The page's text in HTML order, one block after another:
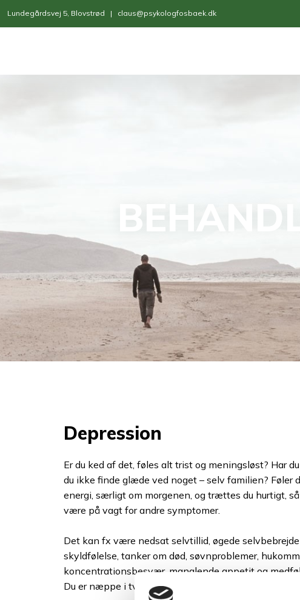
​Lundegårdsvej 5, Blovstrød | claus@psykologfosbaek.dk
Depression
Er du ked af det, føles alt trist og meningsløst? Har
du ikke finde glæde ved noget – selv familien? Føler
energi, særligt om morgenen, og trættes du hurtigt,
være på vagt for andre symptomer.
Det kan fx være nedsat selvtillid, øgede
skyldfølelse, tanker om død, søvnproblemer,
koncentrationsbesvær, manglende appetit og
Du er næppe i tvivl, og du erkender, at du har brug for